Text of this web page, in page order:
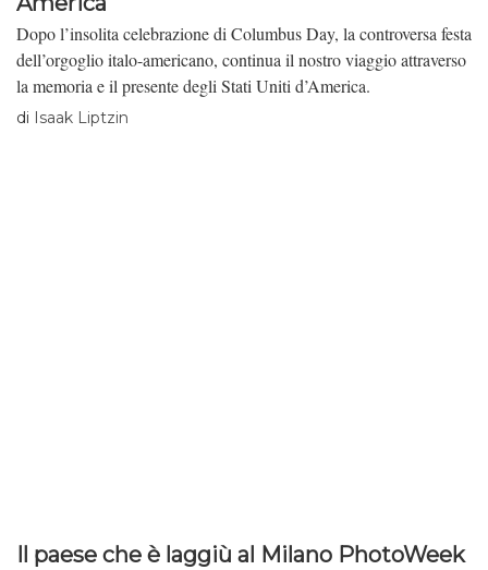
Dopo l’insolita celebrazione di Columbus Day, la controversa festa
dell’orgoglio italo-americano, continua il nostro viaggio attraverso
la memoria e il presente degli Stati Uniti d’America.
di Isaak Liptzin
Il paese che è laggiù al Milano PhotoWeek